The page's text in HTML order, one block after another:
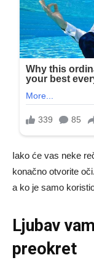
Iako će vas neke
konačno otvorite
a ko je samo
Ljubav
preokret